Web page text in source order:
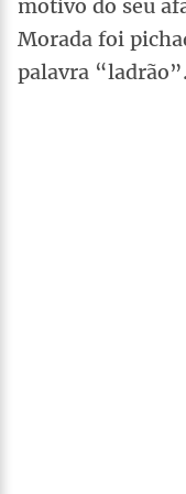
motivo do seu
Morada foi
palavra “ladrão”.